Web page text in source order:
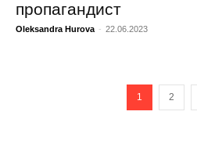
пропагандист
Oleksandra Hurova - 22.06.2023
1 2